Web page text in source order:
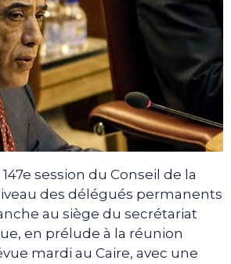
session du Conseil de la
des délégués permanents
au siège du secrétariat
en prélude à la réunion
mardi au Caire, avec une